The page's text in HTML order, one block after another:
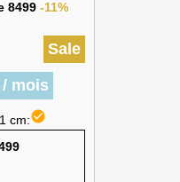
8499 -11%
Sale
mois
cm:check_circle